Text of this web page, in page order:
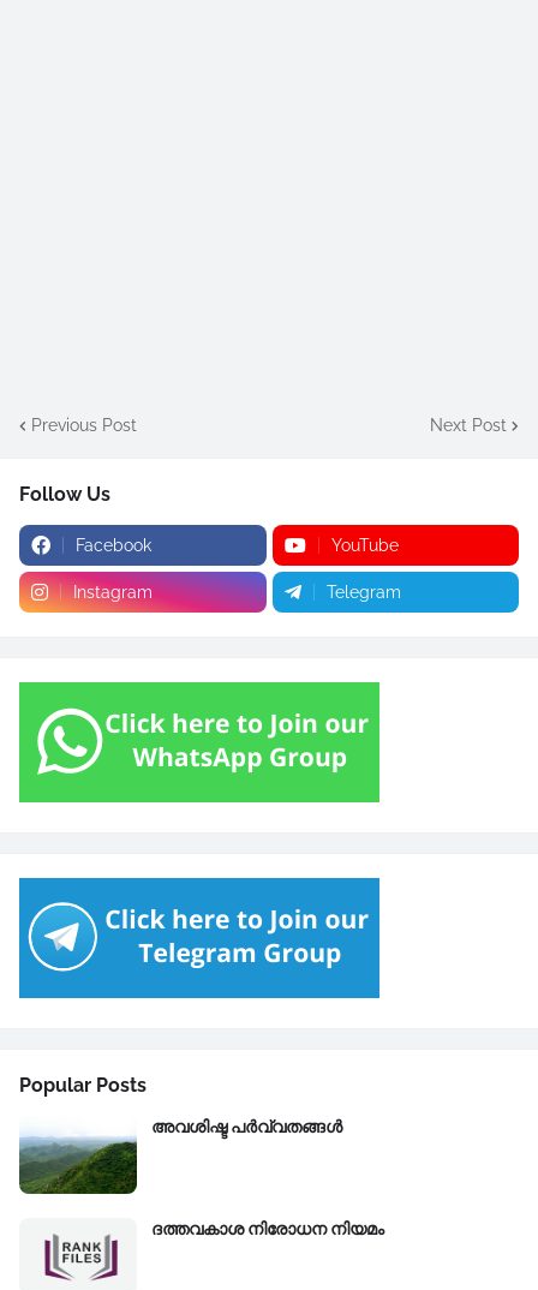
Previous Post Next Post
Follow Us
Facebook YouTube
Instagram Telegram
Popular Posts
അവശിഷ്ട പർവ്വതങ്ങൾ
ദത്തവകാശ നിരോധന നിയമം